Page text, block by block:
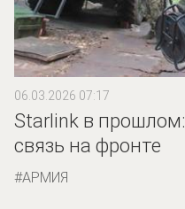
06.03.2026 07:17
Starlink в
связь на фронте
АРМИЯ